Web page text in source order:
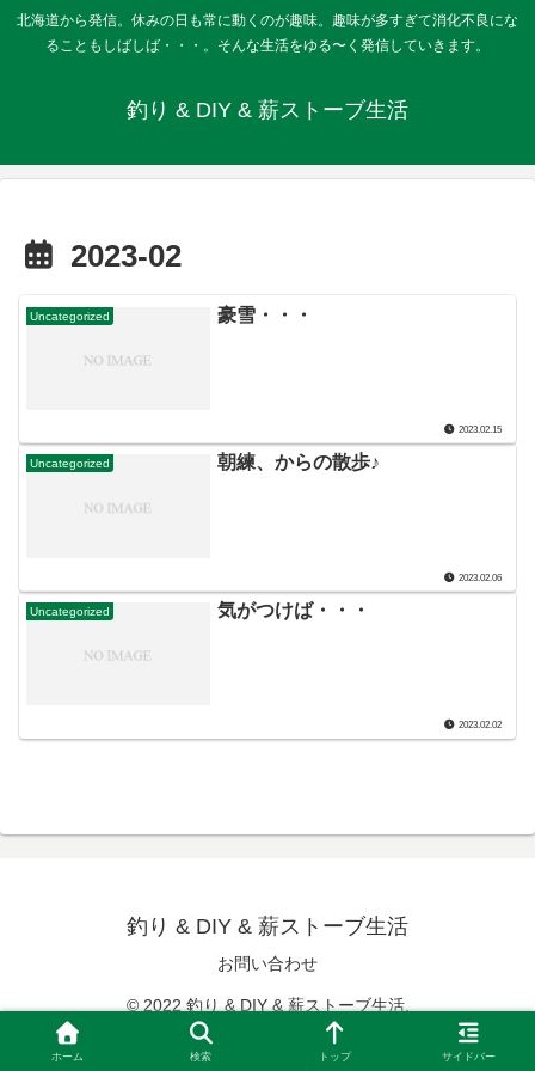
北海道から発信。休みの日も常に動くのが趣味。趣味が多すぎて消化不良にな
ることもしばしば・・・。そんな生活をゆる〜く発信していきます。
釣り & DIY & 薪ストーブ生活
2023-02
Uncategorized 豪雪・・・
2023.02.15
Uncategorized 朝練、からの散歩♪
2023.02.06
Uncategorized 気がつけば・・・
2023.02.02
釣り & DIY & 薪ストーブ生活
お問い合わせ
© 2022 釣り & DIY & 薪ストーブ生活.
ホーム 検索 トップ サイドバー